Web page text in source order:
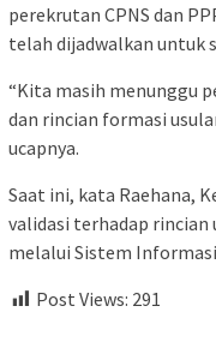
perekrutan CPNS dan
telah dijadwalkan untuk
“Kita masih menunggu
dan rincian formasi
ucapnya.
Saat ini, kata Raehana,
validasi terhadap
melalui Sistem
Post Views: 291